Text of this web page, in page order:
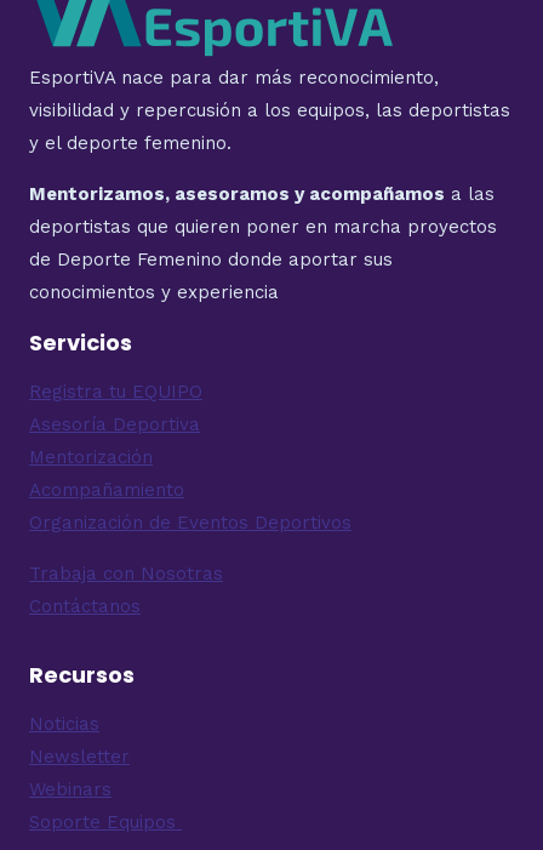
EsportiVA nace para dar más reconocimiento,
visibilidad y repercusión a los equipos, las deportistas
y el deporte femenino.
Mentorizamos, asesoramos y acompañamos a las
deportistas que quieren poner en marcha proyectos
de Deporte Femenino donde aportar sus
conocimientos y experiencia
Servicios
Registra tu EQUIPO
Asesoría Deportiva
Mentorización
Acompañamiento
Organización de Eventos Deportivos
Trabaja con Nosotras
Contáctanos
Recursos
Noticias
Newsletter
Webinars
Soporte Equipos